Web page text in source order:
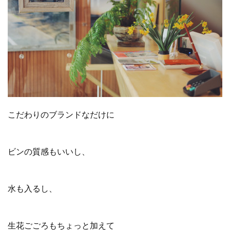
こだわりのブランドなだけに
ビンの質感もいいし、
水も入るし、
生花ごごろもちょっと加えて